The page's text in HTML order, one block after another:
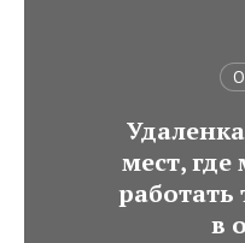
мест,
работать
в